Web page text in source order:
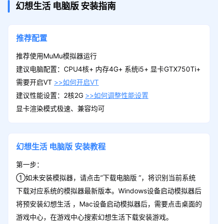
幻想生活 电脑版 安装指南
推荐配置
推荐使用MuMu模拟器运行
建议电脑配置：CPU4核+ 内存4G+ 系统i5+ 显卡GTX750Ti+
需要开启VT >>如何开启VT
建议性能设置：2核2G >>如何调整性能设置
显卡渲染模式极速、兼容均可
幻想生活 电脑版 安装教程
第一步：
①如未安装模拟器，请点击“下载电脑版 ”，将识别当前系统
下载对应系统的模拟器最新版本。Windows设备启动模拟器后
将预安装幻想生活 ，Mac设备启动模拟器后，需要点击桌面的
游戏中心，在游戏中心搜索幻想生活下载安装游戏。